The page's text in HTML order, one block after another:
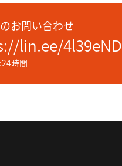
お問い合わせ
lin.ee/4l39eND
時間